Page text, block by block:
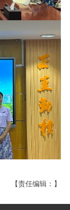
【责任编辑：】